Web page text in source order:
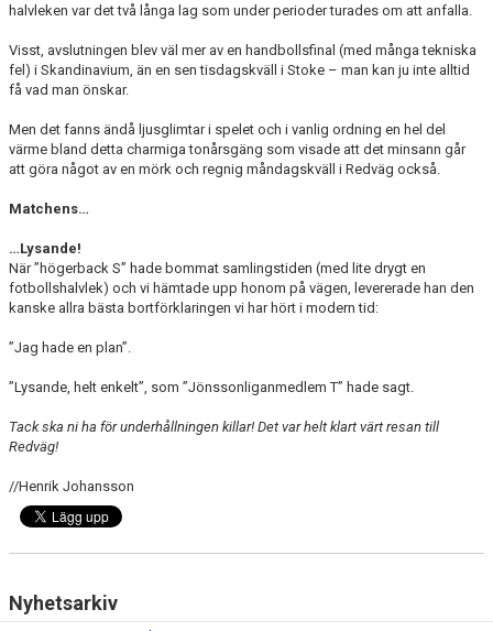
halvleken var det två långa lag som under perioder turades om att anfalla.
Visst, avslutningen blev väl mer av en handbollsfinal (med många tekniska
fel) i Skandinavium, än en sen tisdagskväll i Stoke – man kan ju inte alltid
få vad man önskar.
Men det fanns ändå ljusglimtar i spelet och i vanlig ordning en hel del
värme bland detta charmiga tonårsgäng som visade att det minsann går
att göra något av en mörk och regnig måndagskväll i Redväg också.
Matchens…
…Lysande!
När ”högerback S” hade bommat samlingstiden (med lite drygt en
fotbollshalvlek) och vi hämtade upp honom på vägen, levererade han den
kanske allra bästa bortförklaringen vi har hört i modern tid:
”Jag hade en plan”.
”Lysande, helt enkelt”, som ”Jönssonliganmedlem T” hade sagt.
Tack ska ni ha för underhållningen killar! Det var helt klart värt resan till
Redväg!
//Henrik Johansson
Nyhetsarkiv